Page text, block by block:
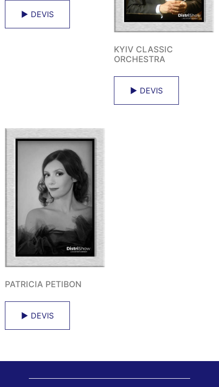
► DEVIS
KYIV CLASSIC
ORCHESTRA
► DEVIS
PATRICIA PETIBON
► DEVIS